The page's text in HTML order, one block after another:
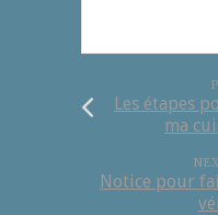
Les étapes
ma
Notice pour